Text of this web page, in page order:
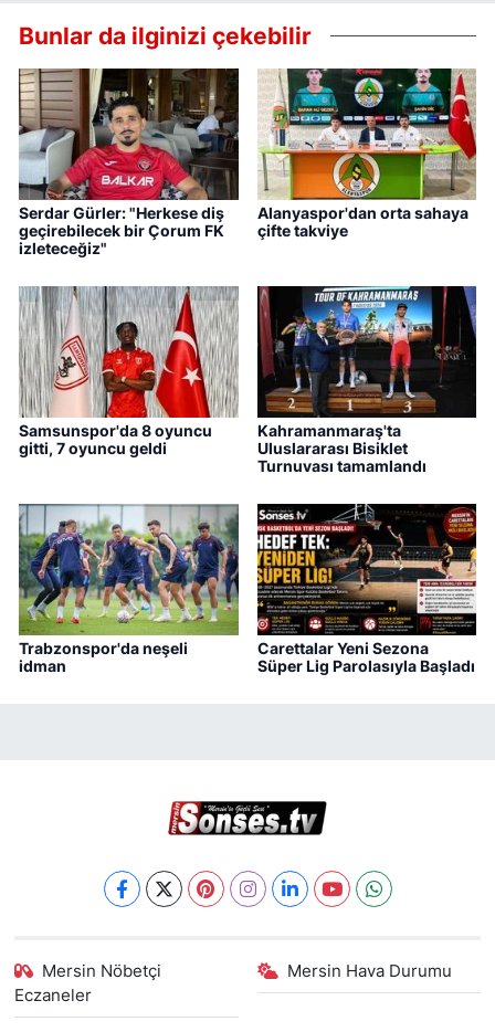
Bunlar da ilginizi çekebilir
Serdar Gürler: "Herkese diş
geçirebilecek bir Çorum FK
izleteceğiz"
Alanyaspor'dan orta sahaya
çifte takviye
Samsunspor'da 8 oyuncu
gitti, 7 oyuncu geldi
Kahramanmaraş'ta
Uluslararası Bisiklet
Turnuvası tamamlandı
Trabzonspor'da neşeli
idman
Carettalar Yeni Sezona
Süper Lig Parolasıyla Başladı
Mersin Nöbetçi
Eczaneler
Mersin Hava Durumu